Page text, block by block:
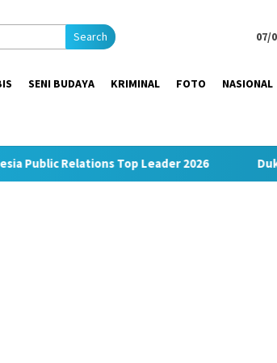
Search 07/
SENI BUDAYA KRIMINAL FOTO NASIONAL
Top Leader 2026 Dukung UMKM